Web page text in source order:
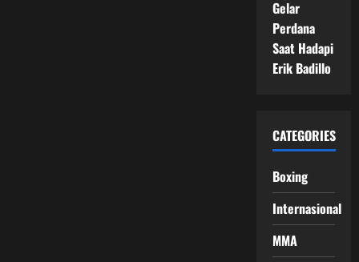
Gelar
Perdana
Saat Hadapi
Erik Badillo
CATEGORIES
Boxing
Internasional
MMA